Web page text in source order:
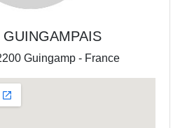
Guingamp - France